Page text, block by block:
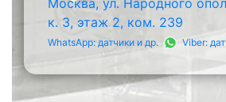
Москва, ул. Народного
к. 3, этаж 2, ком. 239
WhatsApp: датчики и др. Viber: